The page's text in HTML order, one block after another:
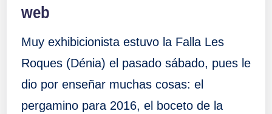
web
Muy exhibicionista estuvo la Falla Les
Roques (Dénia) el pasado sábado, pues le
dio por enseñar muchas cosas: el
pergamino para 2016, el boceto de la